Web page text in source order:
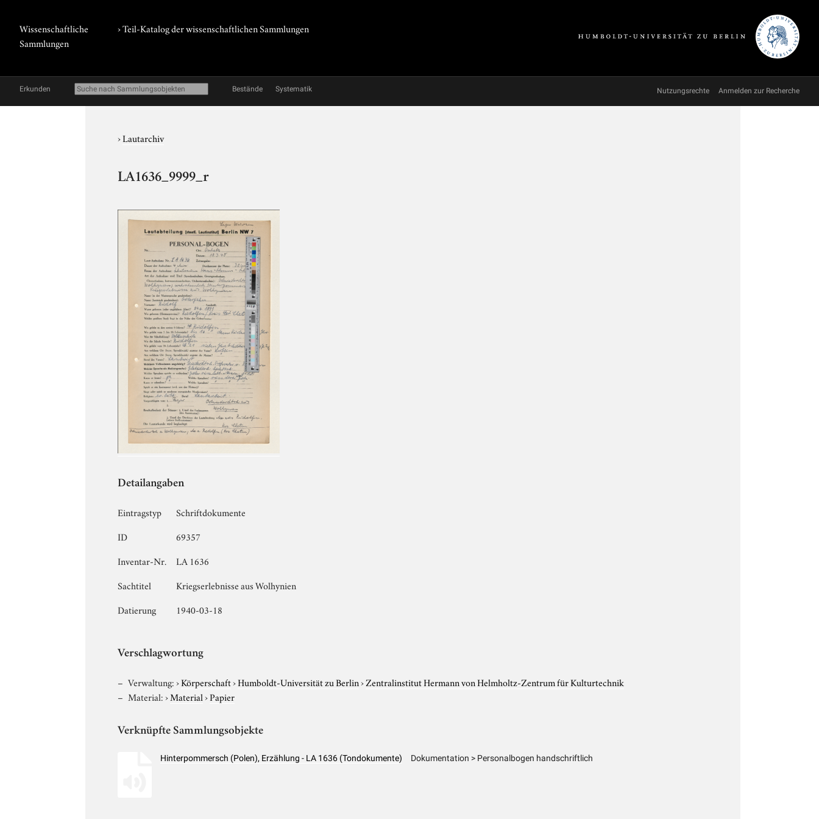
Wissenschaftliche
Sammlungen
› Teil-Katalog der wissenschaftlichen Sammlungen
Erkunden Bestände Systematik Nutzungsrechte Anmelden zur Recherche
›Lautarchiv
LA1636_9999_r
Detailangaben
Eintragstyp
Schriftdokumente
ID
69357
Inventar-Nr.
LA 1636
Sachtitel
Kriegserlebnisse aus Wolhynien
Datierung
1940-03-18
Verschlagwortung
Verwaltung:›Körperschaft›Humboldt-Universität zu Berlin›Zentralinstitut Hermann von Helmholtz-Zentrum für Kulturtechnik
Material:›Material›Papier
Verknüpfte Sammlungsobjekte
Hinterpommersch (Polen), Erzählung - LA 1636 (Tondokumente) Dokumentation > Personalbogen handschriftlich